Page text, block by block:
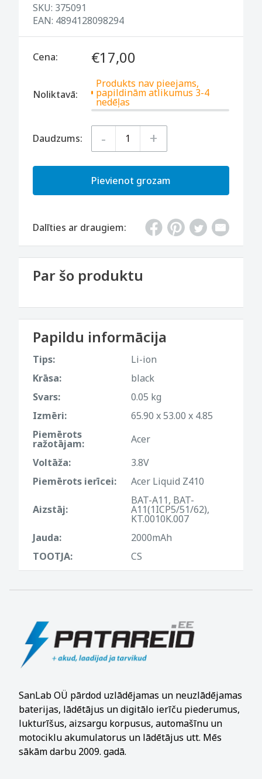
SKU: 375091
EAN: 4894128098294
Cena: €17,00
Noliktavā:
Produkts nav pieejams,
papildinām atlikumus 3-4
nedēļas
Daudzums: - +
Pievienot grozam
Dalīties ar draugiem:
Par šo produktu
Papildu informācija
Tips:
Li-ion
Krāsa:
black
Svars:
0.05 kg
Izmēri:
65.90 x 53.00 x 4.85
Piemērots
ražotājam:
Acer
Voltāža:
3.8V
Piemērots ierīcei:
Acer Liquid Z410
Aizstāj:
BAT-A11, BAT-
A11(1ICP5/51/62),
KT.0010K.007
Jauda:
2000mAh
TOOTJA:
CS
SanLab OÜ pārdod uzlādējamas un neuzlādējamas
baterijas, lādētājus un digitālo ierīču piederumus,
lukturīšus, aizsargu korpusus, automašīnu un
motociklu akumulatorus un lādētājus utt. Mēs
sākām darbu 2009. gadā.